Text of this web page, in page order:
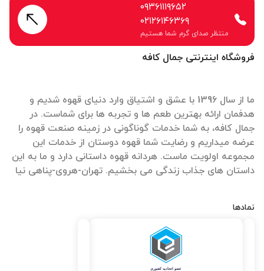
فروشگاه اینترنتی جمال کافه
ما از سال 1396 با عشق و اشتیاق وارد دنیای قهوه شدیم و
هدفمان ارائه بهترین طعم ها و تجربه ها برای شماست. در
جمال کافه، به شما خدمات گوناگونی در زمینه صنعت قهوه را
عرضه میداریم و رضایت شما قهوه دوستان از خدمات این
مجموعه اولویت ماست. هردانه قهوه داستانی دارد و ما به این
داستان های جذاب زندگی می بخشیم. تهران-هروی-پناهی نیا
نمادها
۰۹۳۶۱۱۱۹۶۵۲
۰۲۱۲۶۱۴۶۳۶۹
منتظر صدای گرم شما هستیم